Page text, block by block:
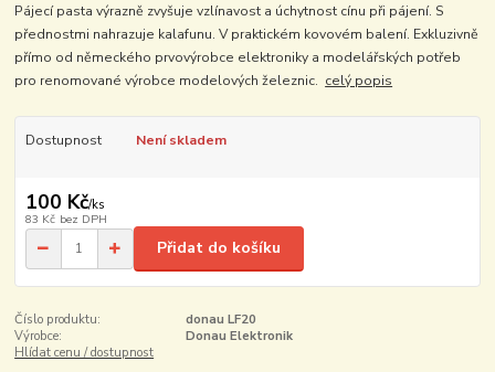
Pájecí pasta výrazně zvyšuje vzlínavost a úchytnost cínu při pájení. S
přednostmi nahrazuje kalafunu. V praktickém kovovém balení. Exkluzivně
přímo od německého prvovýrobce elektroniky a modelářských potřeb
pro renomované výrobce modelových železnic. celý popis
Dostupnost Není skladem
100 Kč/ks
83 Kč bez DPH
Přidat do košíku
Číslo produktu:
donau LF20
Výrobce:
Donau Elektronik
Hlídat cenu / dostupnost